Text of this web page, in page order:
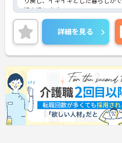
組んでいます。
整骨院からスタートした法人で、
し続けている安定感のある母体です
にあるため、頑張り次第ではキャ
めるます。複数の店舗を経営して
かした研修制度も自身の成長に繋
援に向けての熱い想いのスタッフ
る職場も魅力の1つです。
ご興味のある方はお気軽にお問い
せ。
詳細を見る